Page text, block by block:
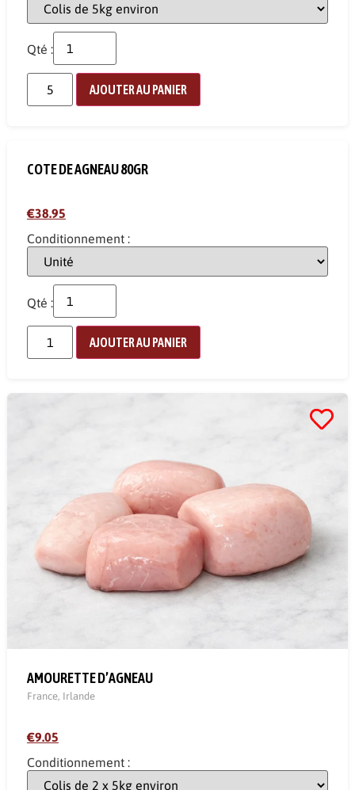
Qté :
AJOUTER AU PANIER
COTE DE AGNEAU 80GR
€38.95
Conditionnement :
Qté :
AJOUTER AU PANIER
AMOURETTE D’AGNEAU
France, Irlande
€9.05
Conditionnement :